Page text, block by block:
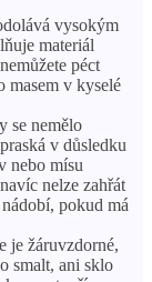
vysokým
materiál
péct
masem v kyselé
se nemělo
v důsledku
nebo mísu
nelze zahřát
pokud má
je žáruvzdorné,
smalt, ani sklo